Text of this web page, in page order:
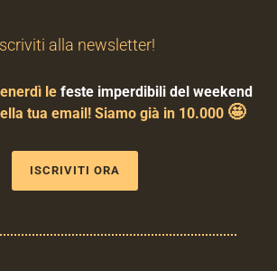
alla newsletter!
le feste imperdibili del weekend
tua email! Siamo già in 10.000 🤩
ISCRIVITI ORA